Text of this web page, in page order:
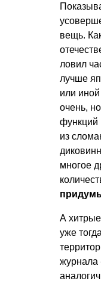
вещь.
ловил
лучше
или
очень,
функций
из
многое
А
уже
журнала